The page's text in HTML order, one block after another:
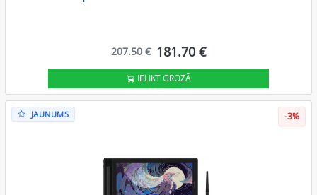
207.50 € 181.70 €
IELIKT GROZĀ
JAUNUMS -3%